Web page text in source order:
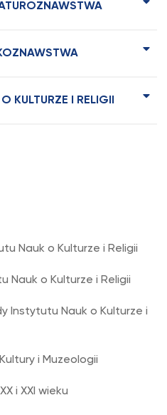
KULTURZE I RELIGII
Nauk o Kulturze i Religii
Nauk o Kulturze i Religii
Instytutu Nauk o Kulturze i
i Muzeologii
i XXI wieku